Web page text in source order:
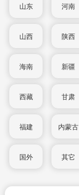
山东 河南
山西 陕西
海南 新疆
西藏 甘肃
福建 内蒙古
国外 其它